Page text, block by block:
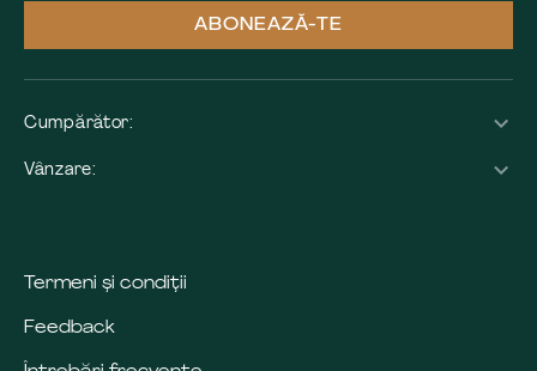
ABONEAZĂ-TE
Cumpărător:
Vânzare:
Termeni și condiții
Feedback